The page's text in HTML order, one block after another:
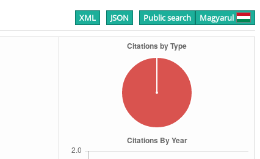
XML JSON Public search Magyarul